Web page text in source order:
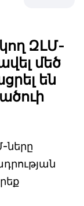
ԶԼՄ-
մեծ
են
ները